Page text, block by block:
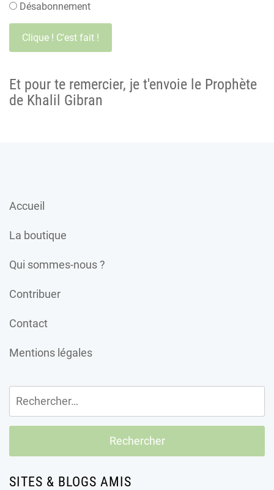
Désabonnement
Et pour te remercier, je t'envoie le Prophète
de Khalil Gibran
Accueil
La boutique
Qui sommes-nous ?
Contribuer
Contact
Mentions légales
Rechercher :
SITES & BLOGS AMIS